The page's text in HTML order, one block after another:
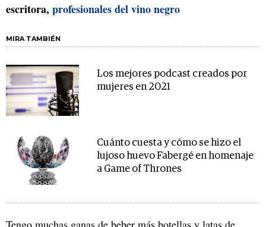
escritora, profesionales del vino negro
MIRA TAMBIÉN
Los mejores podcast creados por
mujeres en 2021
Cuánto cuesta y cómo se hizo el
lujoso huevo Fabergé en homenaje
a Game of Thrones
Tengo muchas ganas de beber más botellas y latas de